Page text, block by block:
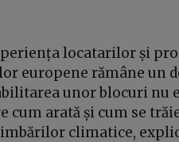
locatarilor și
europene rămâne un
unor blocuri nu
cum arată și cum se
climatice,